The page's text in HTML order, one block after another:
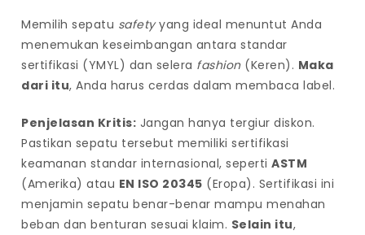
n
d
o
n
s
i
a
Memilih sepatu safetyyang ideal menuntut Anda
menemukan keseimbangan antara standar
sertifikasi (YMYL) dan selera fashion(Keren). Maka
dari itu, Anda harus cerdas dalam membaca label.
Penjelasan Kritis: Jangan hanya tergiur diskon.
Pastikan sepatu tersebut memiliki sertifikasi
keamanan standar internasional, sepertiASTM
(Amerika) atau EN ISO 20345 (Eropa). Sertifikasi ini
menjamin sepatu benar-benar mampu menahan
beban dan benturan sesuai klaim. Selain itu,